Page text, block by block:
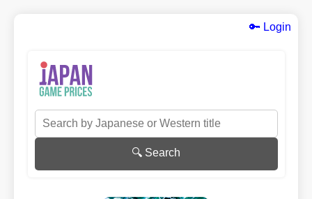
🔑 Login
🔍 Search